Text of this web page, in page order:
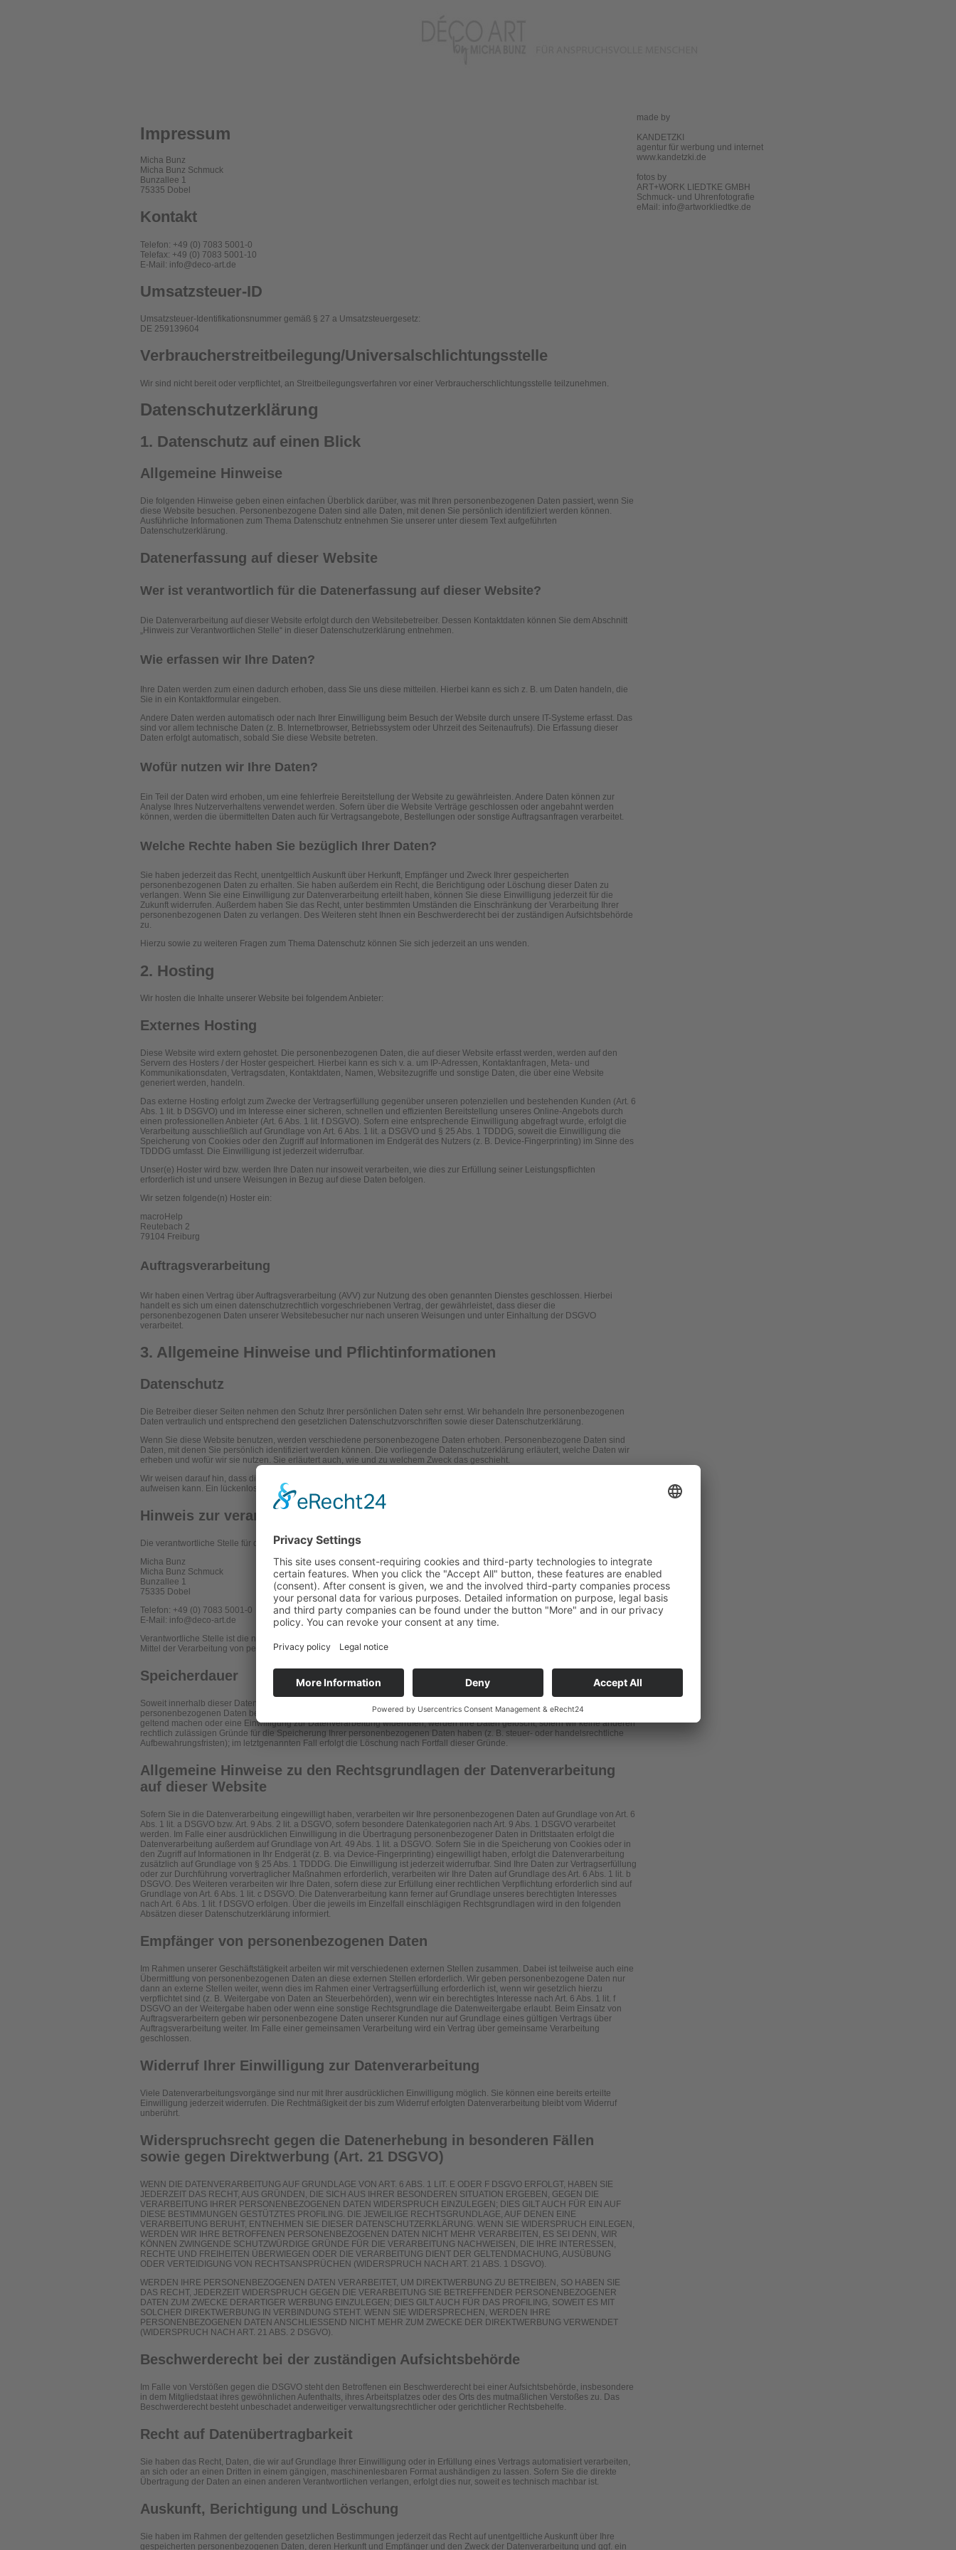
Impressum
Micha Bunz
Micha Bunz Schmuck
Bunzallee 1
75335 Dobel
Kontakt
Telefon: +49 (0) 7083 5001-0
Telefax: +49 (0) 7083 5001-10
E-Mail: info@deco-art.de
Umsatzsteuer-ID
Umsatzsteuer-Identifikationsnummer gemäß § 27 a Umsatzsteuergesetz:
DE 259139604
Verbraucher­streit­beilegung/Universal­schlichtungs­stelle
Wir sind nicht bereit oder verpflichtet, an Streitbeilegungsverfahren vor einer Verbraucherschlichtungsstelle teilzunehmen.
Datenschutz­erklärung
1. Datenschutz auf einen Blick
Allgemeine Hinweise
Die folgenden Hinweise geben einen einfachen Überblick darüber, was mit Ihren personenbezogenen Daten passiert, wenn Sie
diese Website besuchen. Personenbezogene Daten sind alle Daten, mit denen Sie persönlich identifiziert werden können.
Ausführliche Informationen zum Thema Datenschutz entnehmen Sie unserer unter diesem Text aufgeführten
Datenschutzerklärung.
Datenerfassung auf dieser Website
Wer ist verantwortlich für die Datenerfassung auf dieser Website?
Die Datenverarbeitung auf dieser Website erfolgt durch den Websitebetreiber. Dessen Kontaktdaten können Sie dem Abschnitt
„Hinweis zur Verantwortlichen Stelle“ in dieser Datenschutzerklärung entnehmen.
Wie erfassen wir Ihre Daten?
Ihre Daten werden zum einen dadurch erhoben, dass Sie uns diese mitteilen. Hierbei kann es sich z. B. um Daten handeln, die
Sie in ein Kontaktformular eingeben.
Andere Daten werden automatisch oder nach Ihrer Einwilligung beim Besuch der Website durch unsere IT-Systeme erfasst. Das
sind vor allem technische Daten (z. B. Internetbrowser, Betriebssystem oder Uhrzeit des Seitenaufrufs). Die Erfassung dieser
Daten erfolgt automatisch, sobald Sie diese Website betreten.
Wofür nutzen wir Ihre Daten?
Ein Teil der Daten wird erhoben, um eine fehlerfreie Bereitstellung der Website zu gewährleisten. Andere Daten können zur
Analyse Ihres Nutzerverhaltens verwendet werden. Sofern über die Website Verträge geschlossen oder angebahnt werden
können, werden die übermittelten Daten auch für Vertragsangebote, Bestellungen oder sonstige Auftragsanfragen verarbeitet.
Welche Rechte haben Sie bezüglich Ihrer Daten?
Sie haben jederzeit das Recht, unentgeltlich Auskunft über Herkunft, Empfänger und Zweck Ihrer gespeicherten
personenbezogenen Daten zu erhalten. Sie haben außerdem ein Recht, die Berichtigung oder Löschung dieser Daten zu
verlangen. Wenn Sie eine Einwilligung zur Datenverarbeitung erteilt haben, können Sie diese Einwilligung jederzeit für die
Zukunft widerrufen. Außerdem haben Sie das Recht, unter bestimmten Umständen die Einschränkung der Verarbeitung Ihrer
personenbezogenen Daten zu verlangen. Des Weiteren steht Ihnen ein Beschwerderecht bei der zuständigen Aufsichtsbehörde
zu.
Hierzu sowie zu weiteren Fragen zum Thema Datenschutz können Sie sich jederzeit an uns wenden.
2. Hosting
Wir hosten die Inhalte unserer Website bei folgendem Anbieter:
Externes Hosting
Diese Website wird extern gehostet. Die personenbezogenen Daten, die auf dieser Website erfasst werden, werden auf den
Servern des Hosters / der Hoster gespeichert. Hierbei kann es sich v. a. um IP-Adressen, Kontaktanfragen, Meta- und
Kommunikationsdaten, Vertragsdaten, Kontaktdaten, Namen, Websitezugriffe und sonstige Daten, die über eine Website
generiert werden, handeln.
Das externe Hosting erfolgt zum Zwecke der Vertragserfüllung gegenüber unseren potenziellen und bestehenden Kunden (Art. 6
Abs. 1 lit. b DSGVO) und im Interesse einer sicheren, schnellen und effizienten Bereitstellung unseres Online-Angebots durch
einen professionellen Anbieter (Art. 6 Abs. 1 lit. f DSGVO). Sofern eine entsprechende Einwilligung abgefragt wurde, erfolgt die
Verarbeitung ausschließlich auf Grundlage von Art. 6 Abs. 1 lit. a DSGVO und § 25 Abs. 1 TDDDG, soweit die Einwilligung die
Speicherung von Cookies oder den Zugriff auf Informationen im Endgerät des Nutzers (z. B. Device-Fingerprinting) im Sinne des
TDDDG umfasst. Die Einwilligung ist jederzeit widerrufbar.
Unser(e) Hoster wird bzw. werden Ihre Daten nur insoweit verarbeiten, wie dies zur Erfüllung seiner Leistungspflichten
erforderlich ist und unsere Weisungen in Bezug auf diese Daten befolgen.
Wir setzen folgende(n) Hoster ein:
macroHelp
Reutebach 2
79104 Freiburg
Auftragsverarbeitung
Wir haben einen Vertrag über Auftragsverarbeitung (AVV) zur Nutzung des oben genannten Dienstes geschlossen. Hierbei
handelt es sich um einen datenschutzrechtlich vorgeschriebenen Vertrag, der gewährleistet, dass dieser die
personenbezogenen Daten unserer Websitebesucher nur nach unseren Weisungen und unter Einhaltung der DSGVO
verarbeitet.
3. Allgemeine Hinweise und Pflicht­informationen
Datenschutz
Die Betreiber dieser Seiten nehmen den Schutz Ihrer persönlichen Daten sehr ernst. Wir behandeln Ihre personenbezogenen
Daten vertraulich und entsprechend den gesetzlichen Datenschutzvorschriften sowie dieser Datenschutzerklärung.
Wenn Sie diese Website benutzen, werden verschiedene personenbezogene Daten erhoben. Personenbezogene Daten sind
Daten, mit denen Sie persönlich identifiziert werden können. Die vorliegende Datenschutzerklärung erläutert, welche Daten wir
erheben und wofür wir sie nutzen. Sie erläutert auch, wie und zu welchem Zweck das geschieht.
Wir weisen darauf hin, dass die Datenübertragung im Internet (z. B. bei der Kommunikation per E-Mail) Sicherheitslücken
aufweisen kann. Ein lückenloser Schutz der Daten vor dem Zugriff durch Dritte ist nicht möglich.
Hinweis zur verantwortlichen Stelle
Die verantwortliche Stelle für die Datenverarbeitung auf dieser Website ist:
Micha Bunz
Micha Bunz Schmuck
Bunzallee 1
75335 Dobel
Telefon: +49 (0) 7083 5001-0
E-Mail: info@deco-art.de
Verantwortliche Stelle ist die natürliche oder juristische Person, die allein oder gemeinsam mit anderen über die Zwecke und
Mittel der Verarbeitung von personenbezogenen Daten (z. B. Namen, E-Mail-Adressen o. Ä.) entscheidet.
Speicherdauer
Soweit innerhalb dieser Datenschutzerklärung keine speziellere Speicherdauer genannt wurde, verbleiben Ihre
personenbezogenen Daten bei uns, bis der Zweck für die Datenverarbeitung entfällt. Wenn Sie ein berechtigtes Löschersuchen
geltend machen oder eine Einwilligung zur Datenverarbeitung widerrufen, werden Ihre Daten gelöscht, sofern wir keine anderen
rechtlich zulässigen Gründe für die Speicherung Ihrer personenbezogenen Daten haben (z. B. steuer- oder handelsrechtliche
Aufbewahrungsfristen); im letztgenannten Fall erfolgt die Löschung nach Fortfall dieser Gründe.
Allgemeine Hinweise zu den Rechtsgrundlagen der Datenverarbeitung
auf dieser Website
Sofern Sie in die Datenverarbeitung eingewilligt haben, verarbeiten wir Ihre personenbezogenen Daten auf Grundlage von Art. 6
Abs. 1 lit. a DSGVO bzw. Art. 9 Abs. 2 lit. a DSGVO, sofern besondere Datenkategorien nach Art. 9 Abs. 1 DSGVO verarbeitet
werden. Im Falle einer ausdrücklichen Einwilligung in die Übertragung personenbezogener Daten in Drittstaaten erfolgt die
Datenverarbeitung außerdem auf Grundlage von Art. 49 Abs. 1 lit. a DSGVO. Sofern Sie in die Speicherung von Cookies oder in
den Zugriff auf Informationen in Ihr Endgerät (z. B. via Device-Fingerprinting) eingewilligt haben, erfolgt die Datenverarbeitung
zusätzlich auf Grundlage von § 25 Abs. 1 TDDDG. Die Einwilligung ist jederzeit widerrufbar. Sind Ihre Daten zur Vertragserfüllung
oder zur Durchführung vorvertraglicher Maßnahmen erforderlich, verarbeiten wir Ihre Daten auf Grundlage des Art. 6 Abs. 1 lit. b
DSGVO. Des Weiteren verarbeiten wir Ihre Daten, sofern diese zur Erfüllung einer rechtlichen Verpflichtung erforderlich sind auf
Grundlage von Art. 6 Abs. 1 lit. c DSGVO. Die Datenverarbeitung kann ferner auf Grundlage unseres berechtigten Interesses
nach Art. 6 Abs. 1 lit. f DSGVO erfolgen. Über die jeweils im Einzelfall einschlägigen Rechtsgrundlagen wird in den folgenden
Absätzen dieser Datenschutzerklärung informiert.
Empfänger von personenbezogenen Daten
Im Rahmen unserer Geschäftstätigkeit arbeiten wir mit verschiedenen externen Stellen zusammen. Dabei ist teilweise auch eine
Übermittlung von personenbezogenen Daten an diese externen Stellen erforderlich. Wir geben personenbezogene Daten nur
dann an externe Stellen weiter, wenn dies im Rahmen einer Vertragserfüllung erforderlich ist, wenn wir gesetzlich hierzu
verpflichtet sind (z. B. Weitergabe von Daten an Steuerbehörden), wenn wir ein berechtigtes Interesse nach Art. 6 Abs. 1 lit. f
DSGVO an der Weitergabe haben oder wenn eine sonstige Rechtsgrundlage die Datenweitergabe erlaubt. Beim Einsatz von
Auftragsverarbeitern geben wir personenbezogene Daten unserer Kunden nur auf Grundlage eines gültigen Vertrags über
Auftragsverarbeitung weiter. Im Falle einer gemeinsamen Verarbeitung wird ein Vertrag über gemeinsame Verarbeitung
geschlossen.
Widerruf Ihrer Einwilligung zur Datenverarbeitung
Viele Datenverarbeitungsvorgänge sind nur mit Ihrer ausdrücklichen Einwilligung möglich. Sie können eine bereits erteilte
Einwilligung jederzeit widerrufen. Die Rechtmäßigkeit der bis zum Widerruf erfolgten Datenverarbeitung bleibt vom Widerruf
unberührt.
Widerspruchsrecht gegen die Datenerhebung in besonderen Fällen
sowie gegen Direktwerbung (Art. 21 DSGVO)
WENN DIE DATENVERARBEITUNG AUF GRUNDLAGE VON ART. 6 ABS. 1 LIT. E ODER F DSGVO ERFOLGT, HABEN SIE
JEDERZEIT DAS RECHT, AUS GRÜNDEN, DIE SICH AUS IHRER BESONDEREN SITUATION ERGEBEN, GEGEN DIE
VERARBEITUNG IHRER PERSONENBEZOGENEN DATEN WIDERSPRUCH EINZULEGEN; DIES GILT AUCH FÜR EIN AUF
DIESE BESTIMMUNGEN GESTÜTZTES PROFILING. DIE JEWEILIGE RECHTSGRUNDLAGE, AUF DENEN EINE
VERARBEITUNG BERUHT, ENTNEHMEN SIE DIESER DATENSCHUTZERKLÄRUNG. WENN SIE WIDERSPRUCH EINLEGEN,
WERDEN WIR IHRE BETROFFENEN PERSONENBEZOGENEN DATEN NICHT MEHR VERARBEITEN, ES SEI DENN, WIR
KÖNNEN ZWINGENDE SCHUTZWÜRDIGE GRÜNDE FÜR DIE VERARBEITUNG NACHWEISEN, DIE IHRE INTERESSEN,
RECHTE UND FREIHEITEN ÜBERWIEGEN ODER DIE VERARBEITUNG DIENT DER GELTENDMACHUNG, AUSÜBUNG
ODER VERTEIDIGUNG VON RECHTSANSPRÜCHEN (WIDERSPRUCH NACH ART. 21 ABS. 1 DSGVO).
WERDEN IHRE PERSONENBEZOGENEN DATEN VERARBEITET, UM DIREKTWERBUNG ZU BETREIBEN, SO HABEN SIE
DAS RECHT, JEDERZEIT WIDERSPRUCH GEGEN DIE VERARBEITUNG SIE BETREFFENDER PERSONENBEZOGENER
DATEN ZUM ZWECKE DERARTIGER WERBUNG EINZULEGEN; DIES GILT AUCH FÜR DAS PROFILING, SOWEIT ES MIT
SOLCHER DIREKTWERBUNG IN VERBINDUNG STEHT. WENN SIE WIDERSPRECHEN, WERDEN IHRE
PERSONENBEZOGENEN DATEN ANSCHLIESSEND NICHT MEHR ZUM ZWECKE DER DIREKTWERBUNG VERWENDET
(WIDERSPRUCH NACH ART. 21 ABS. 2 DSGVO).
Beschwerde­recht bei der zuständigen Aufsichts­behörde
Im Falle von Verstößen gegen die DSGVO steht den Betroffenen ein Beschwerderecht bei einer Aufsichtsbehörde, insbesondere
in dem Mitgliedstaat ihres gewöhnlichen Aufenthalts, ihres Arbeitsplatzes oder des Orts des mutmaßlichen Verstoßes zu. Das
Beschwerderecht besteht unbeschadet anderweitiger verwaltungsrechtlicher oder gerichtlicher Rechtsbehelfe.
Recht auf Daten­übertrag­barkeit
Sie haben das Recht, Daten, die wir auf Grundlage Ihrer Einwilligung oder in Erfüllung eines Vertrags automatisiert verarbeiten,
an sich oder an einen Dritten in einem gängigen, maschinenlesbaren Format aushändigen zu lassen. Sofern Sie die direkte
Übertragung der Daten an einen anderen Verantwortlichen verlangen, erfolgt dies nur, soweit es technisch machbar ist.
Auskunft, Berichtigung und Löschung
Sie haben im Rahmen der geltenden gesetzlichen Bestimmungen jederzeit das Recht auf unentgeltliche Auskunft über Ihre
gespeicherten personenbezogenen Daten, deren Herkunft und Empfänger und den Zweck der Datenverarbeitung und ggf. ein
made by
KANDETZKI
agentur für werbung und internet
www.kandetzki.de
fotos by
ART+WORK LIEDTKE GMBH
Schmuck- und Uhrenfotografie
eMail: info@artworkliedtke.de